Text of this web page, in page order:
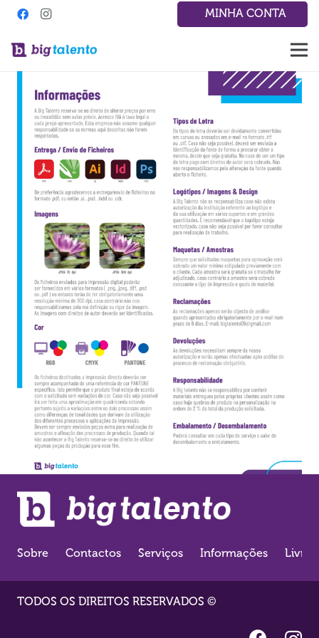
MINHA CONTA
Sobre Contactos Serviços Informações Livro
TODOS OS DIREITOS RESERVADOS ©